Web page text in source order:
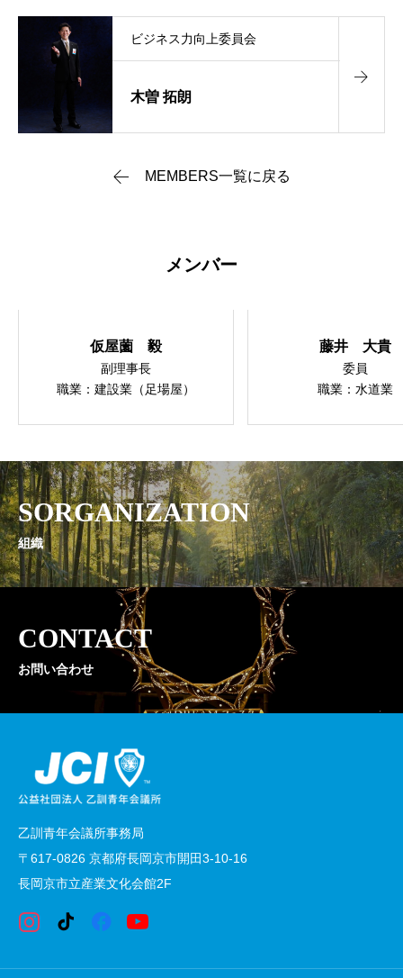
木曽 拓朗
ビジネス力向上委員会
MEMBERS一覧に戻る
メンバー
仮屋薗 毅
副理事長
職業：建設業（足場屋）
藤井 大貴
委員
職業：水道業
SORGANIZATION
組織
CONTACT
お問い合わせ
乙訓青年会議所事務局
〒617-0826 京都府長岡京市開田3-10-16
長岡京市立産業文化会館2F